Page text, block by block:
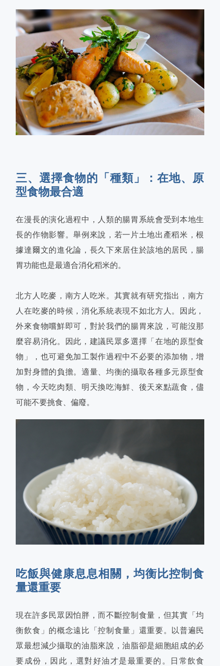
三、選擇食物的「種類」：在地、原
型食物最合適
在漫長的演化過程中，人類的腸胃系統會受到本地生
長的作物影響。舉例來說，若一片土地出產稻米，根
據達爾文的進化論，長久下來居住於該地的居民，腸
胃功能也是最適合消化稻米的。
北方人吃麥，南方人吃米。其實就有研究指出，南方
人在吃麥的時候，消化系統表現不如北方人。因此，
外來食物嚐鮮即可，對於我們的腸胃來說，可能沒那
麼容易消化。因此，建議民眾多選擇「在地的原型食
物」，也可避免加工製作過程中不必要的添加物，增
加對身體的負擔。適量、均衡的攝取各種多元原型食
物，今天吃肉類、明天換吃海鮮、後天來點蔬食，儘
可能不要挑食、偏廢。
吃飯與健康息息相關，均衡比控制食
量還重要
現在許多民眾因怕胖，而不斷控制食量，但其實「均
衡飲食」的概念遠比「控制食量」還重要。以普遍民
眾最想減少攝取的油脂來說，油脂卻是細胞組成的必
要成份，因此，選對好油才是最重要的。日常飲食